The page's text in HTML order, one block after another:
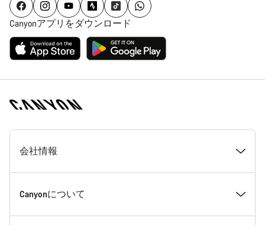
Canyonアプリをダウンロード
[footer.linksList.title]
会社情報
Canyonについて